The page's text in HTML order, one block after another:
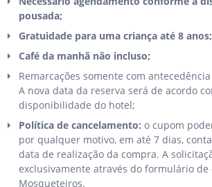
pousada;
Gratuidade para uma criança até 8 anos;
Café da manhã não incluso;
Remarcações somente com
A nova data da reserva será de acordo
disponibilidade do hotel;
Política de cancelamento: o cupom
por qualquer motivo, em até 7 dias,
data de realização da compra. A
exclusivamente através do formulário de
Mosqueteiros.